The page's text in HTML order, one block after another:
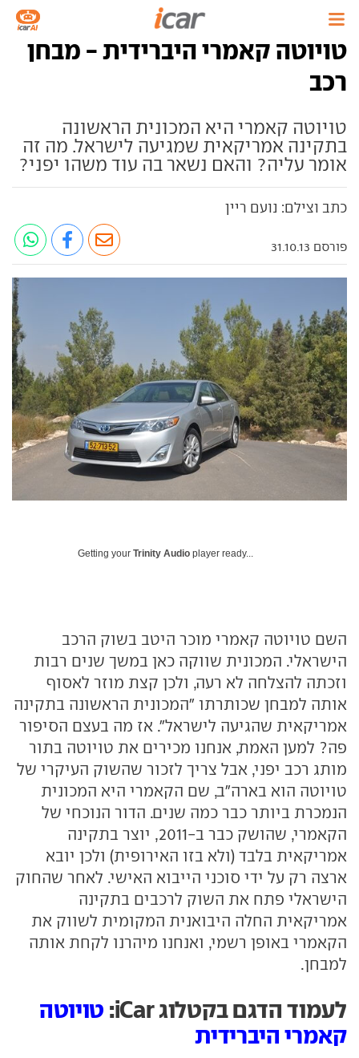
טויוטה קאמרי היברידית - מבחן
רכב
טויוטה קאמרי היא המכונית הראשונה
בתקינה אמריקאית שמגיעה לישראל. מה זה
אומר עליה? והאם נשאר בה עוד משהו יפני?
כתב וצילם: נועם ריין
פורסם 31.10.13
Getting your Trinity Audio player ready...
השם טויוטה קאמרי מוכר היטב בשוק הרכב
הישראלי. המכונית שווקה כאן במשך שנים רבות
וזכתה להצלחה לא רעה, ולכן קצת מוזר לאסוף
אותה למבחן שכותרתו "המכונית הראשונה בתקינה
אמריקאית שהגיעה לישראל". אז מה בעצם הסיפור
פה? למען האמת, אנחנו מכירים את טויוטה בתור
מותג רכב יפני, אבל צריך לזכור שהשוק העיקרי של
טויוטה הוא בארה"ב, שם הקאמרי היא המכונית
הנמכרת ביותר כבר כמה שנים. הדור הנוכחי של
הקאמרי, שהושק כבר ב-2011, יוצר בתקינה
אמריקאית בלבד (ולא בזו האירופית) ולכן יובא
ארצה רק על ידי סוכני הייבוא האישי. לאחר שהחוק
הישראלי פתח את השוק לרכבים בתקינה
אמריקאית החלה היבואנית המקומית לשווק את
הקאמרי באופן רשמי, ואנחנו מיהרנו לקחת אותה
למבחן.
לעמוד הדגם בקטלוג iCar:
טויוטה
קאמרי היברידית